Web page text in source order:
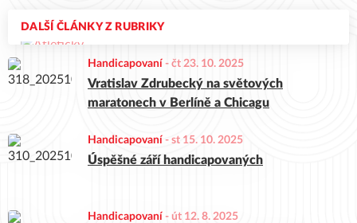
DALŠÍ ČLÁNKY Z RUBRIKY
Handicapovaní - čt 23. 10. 2025
Vratislav Zdrubecký na světových
maratonech v Berlíně a Chicagu
Handicapovaní - st 15. 10. 2025
Úspěšné září handicapovaných
Handicapovaní - út 12. 8. 2025